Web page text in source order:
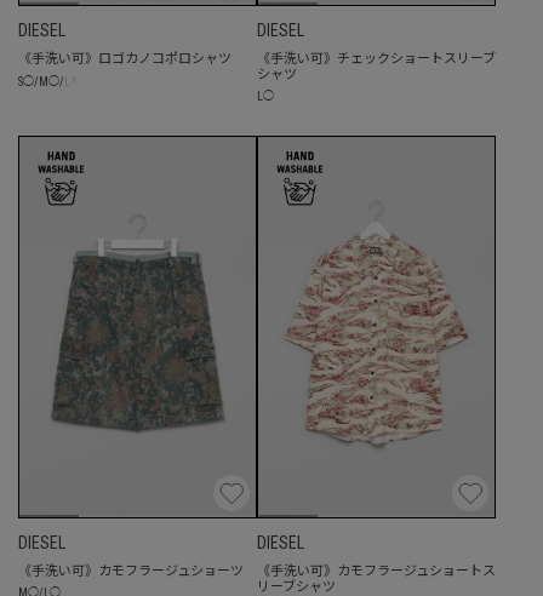
DIESEL
《手洗い可》ロゴカノコポロシャツ
S◯/ M ◯/
DIESEL
《手洗い可》チェックショートスリーブ
シャツ
◯
DIESEL
《手洗い可》カモフラージュショーツ
M ◯/ ◯
DIESEL
《手洗い可》カモフラージュショートス
リーブシャツ